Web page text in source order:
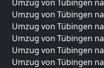
Umzug von Tübingen
Umzug von Tübingen
Umzug von Tübingen
Umzug von Tübingen
Umzug von Tübingen
Umzug von Tübingen